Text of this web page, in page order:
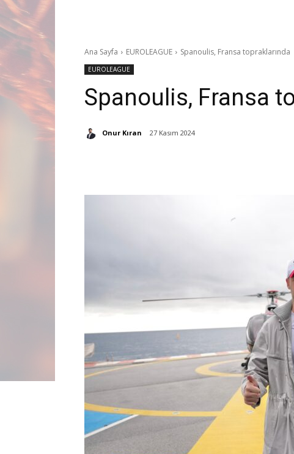
Ana Sayfa EUROLEAGUE Spanoulis, Fransa topraklarında
EUROLEAGUE
Spanoulis, Fransa
Onur Kıran 27 Kasım 2024